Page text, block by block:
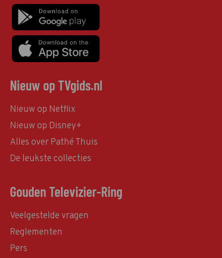
Nieuw op TVgids.nl
Nieuw op Netflix
Nieuw op Disney+
Alles over Pathé Thuis
De leukste collecties
Gouden Televizier-Ring
Veelgestelde vragen
Reglementen
Pers